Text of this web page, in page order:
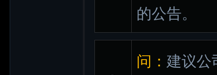
的公告。
问： 建议公